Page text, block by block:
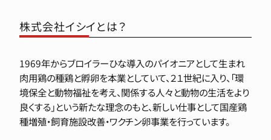
株式会社イシイとは？
1969年からブロイラーひな導入のパイオニアとして生まれ
肉用鶏の種鶏と孵卵を本業としていて、２１世紀に入り、「環
境保全と動物福祉を考え、関係する人々と動物の生活をより
良くする」という新たな理念のもと、新しい仕事として国産鶏
種増殖・飼育施設改善・ワクチン卵事業を行っています。